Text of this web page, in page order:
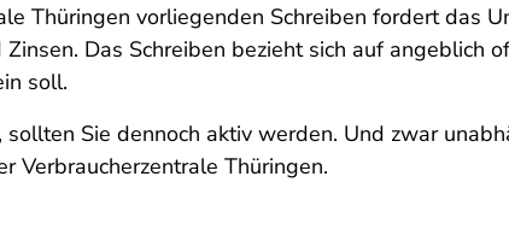
Thüringen vorliegenden Schreiben fordert das
Das Schreiben bezieht sich auf angeblich
soll.
Sie dennoch aktiv werden. Und zwar
Verbraucherzentrale Thüringen.